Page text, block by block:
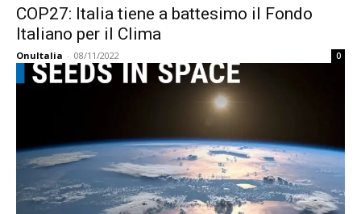
COP27: Italia tiene a battesimo il Fondo
Italiano per il Clima
OnuItalia - 08/11/2022 0